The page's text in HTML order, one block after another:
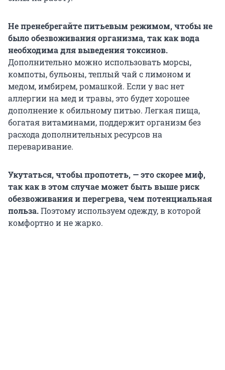
Не пренебрегайте питьевым режимом, чтобы не
было обезвоживания организма, так как вода
необходима для выведения токсинов.
Дополнительно можно использовать морсы,
компоты, бульоны, теплый чай с лимоном и
медом, имбирем, ромашкой. Если у вас нет
аллергии на мед и травы, это будет хорошее
дополнение к обильному питью. Легкая пища,
богатая витаминами, поддержит организм без
расхода дополнительных ресурсов на
переваривание.
Укутаться, чтобы пропотеть, — это скорее миф,
так как в этом случае может быть выше риск
обезвоживания и перегрева, чем потенциальная
польза.Поэтому используем одежду, в которой
комфортно и не жарко.